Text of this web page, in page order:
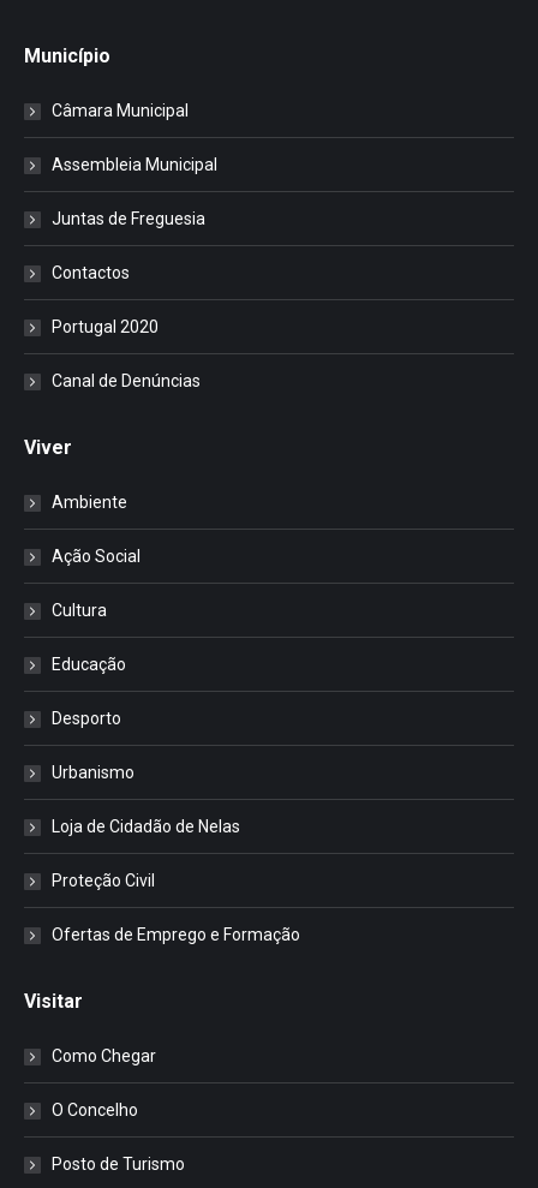
Município
Câmara Municipal
Assembleia Municipal
Juntas de Freguesia
Contactos
Portugal 2020
Canal de Denúncias
Viver
Ambiente
Ação Social
Cultura
Educação
Desporto
Urbanismo
Loja de Cidadão de Nelas
Proteção Civil
Ofertas de Emprego e Formação
Visitar
Como Chegar
O Concelho
Posto de Turismo